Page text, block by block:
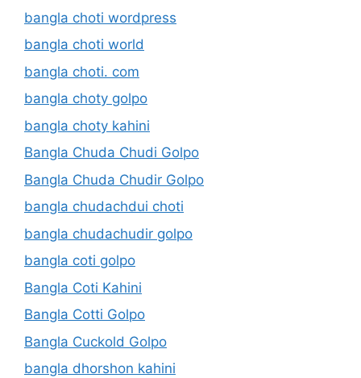
bangla choti wordpress
bangla choti world
bangla choti. com
bangla choty golpo
bangla choty kahini
Bangla Chuda Chudi Golpo
Bangla Chuda Chudir Golpo
bangla chudachdui choti
bangla chudachudir golpo
bangla coti golpo
Bangla Coti Kahini
Bangla Cotti Golpo
Bangla Cuckold Golpo
bangla dhorshon kahini